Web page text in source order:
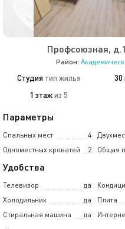
Профсоюзная,
Район:
Студия тип жилья 30
1 этажиз 5
Параметры
Спальных мест 4
Одноместных кроватей
2 Общая
Удобства
Телевизор да
Холодильник
да Плита
Стиральная машина
да